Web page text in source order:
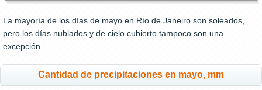
La mayoría de los días de mayo en Río de Janeiro son soleados,
pero los días nublados y de cielo cubierto tampoco son una
excepción.
Cantidad de precipitaciones en mayo, mm